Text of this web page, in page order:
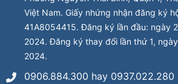
Việt Nam. Giấy nhứng nhận đăng ký
41A8054415. Đăng ký lần đầu: ngày
2024. Đăng ký thay đổi lần thứ 1,
2024.
0906.884.300 hay 0937.022.280